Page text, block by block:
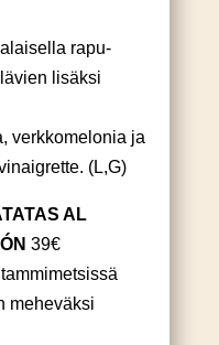
rapu-
lisäksi
verkkomelonia ja
(L,G)
AL
39€
meheväksi